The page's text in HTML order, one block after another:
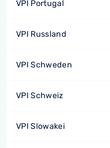
VPI Portugal
VPI Russland
VPI Schweden
VPI Schweiz
VPI Slowakei